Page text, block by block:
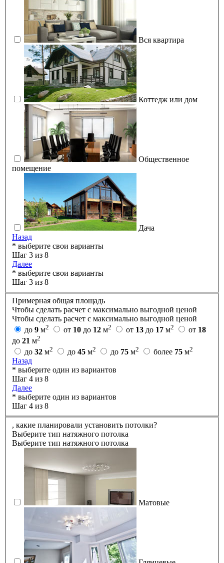
Вся квартира
Коттедж или дом
Общественное
помещение
Дача
Назад
* выберите свои варианты
Шаг 3 из 8
Далее
* выберите свои варианты
Шаг 3 из 8
Примерная общая площадь
Чтобы сделать расчет с максимально выгодной ценой
Чтобы сделать расчет с максимально выгодной ценой
до 9 м2 от 10 до 12 м2 от 13 до 17 м2 от 18
до 21 м2
до 32 м2 до 45 м2 до 75 м2 более 75 м2
Назад
* выберите один из вариантов
Шаг 4 из 8
Далее
* выберите один из вариантов
Шаг 4 из 8
, какие планировали установить потолки?
Выберите тип натяжного потолка
Выберите тип натяжного потолка
Матовые